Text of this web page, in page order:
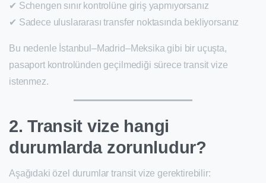
✔ Schengen sınır kontrolüne giriş yapmıyorsanız
✔ Sadece uluslararası transfer noktasında bekliyorsanız
Bu nedenle İstanbul–Madrid–Meksika gibi bir uçuşta,
pasaport kontrolünden geçilmediği sürece transit vize
istenmez.
2. Transit vize hangi
durumlarda zorunludur?
Aşağıdaki özel durumlar transit vize gerektirebilir: